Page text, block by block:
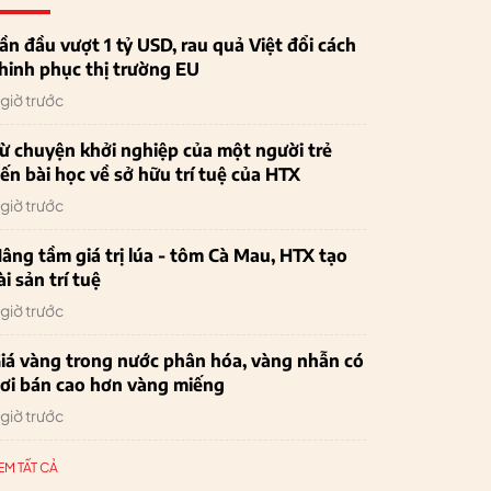
đầu vượt 1 tỷ USD, rau quả Việt đổi cách
phục thị trường EU
giờ trước
chuyện khởi nghiệp của một người trẻ
bài học về sở hữu trí tuệ của HTX
trước
tầm giá trị lúa - tôm Cà Mau, HTX tạo
sản trí tuệ
trước
vàng trong nước phân hóa, vàng nhẫn có
bán cao hơn vàng miếng
trước
TẤT CẢ